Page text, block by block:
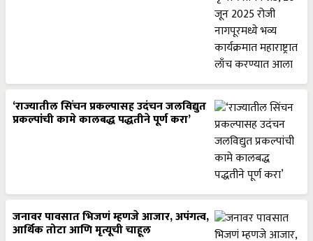
‘राज्यातील सिंचन प्रकल्पासह उदंचन जलविद्युत
प्रकल्पांची कामे कालबद्ध पद्धतीने पूर्ण करा’
जनावर पावसात भिजणं म्हणजे आजार, अपंगत्व,
आर्थिक तोटा आणि मृत्यूची चाहूल